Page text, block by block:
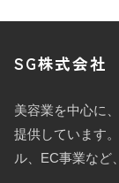
SG株式会社
美容業を中心に
提供しています
ル、EC事業など